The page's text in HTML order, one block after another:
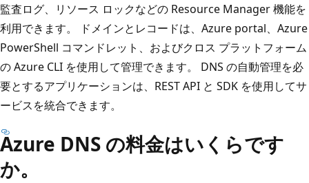
監査ログ、リソース ロックなどの Resource Manager 機能を
利用できます。 ドメインとレコードは、Azure portal、Azure
PowerShell コマンドレット、およびクロス プラットフォーム
の Azure CLI を使用して管理できます。 DNS の自動管理を必
要とするアプリケーションは、REST API と SDK を使用してサ
ービスを統合できます。
Azure DNS の料金はいくらです
か。